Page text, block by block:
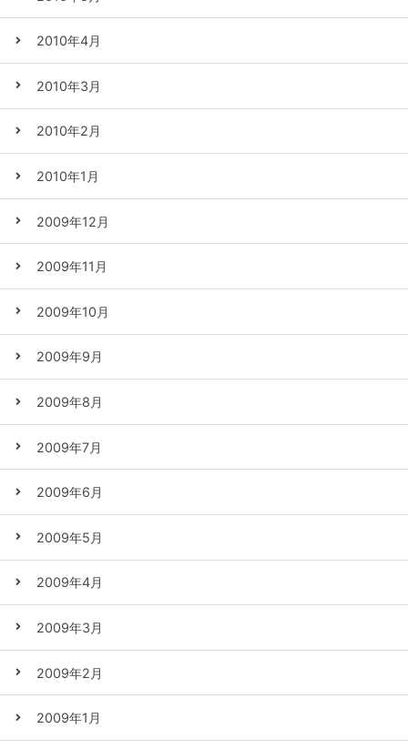
2010年4月
2010年3月
2010年2月
2010年1月
2009年12月
2009年11月
2009年10月
2009年9月
2009年8月
2009年7月
2009年6月
2009年5月
2009年4月
2009年3月
2009年2月
2009年1月